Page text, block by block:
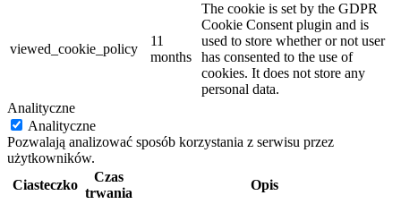
viewed_cookie_policy
11
months
The cookie is set by the GDPR
Cookie Consent plugin and is
used to store whether or not user
has consented to the use of
cookies. It does not store any
personal data.
Analityczne
Analityczne
Pozwalają analizować sposób korzystania z serwisu przez
użytkowników.
Ciasteczko
Czas
trwania
Opis